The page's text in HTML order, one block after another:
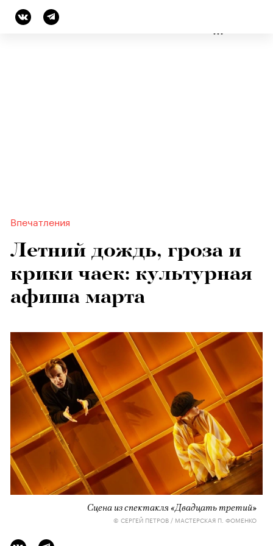
СТИЛЬ
Впечатления
Летний дождь, гроза и
крики чаек: культурная
афиша марта
Сцена из спектакля «Двадцать третий»
© СЕРГЕЙ ПЕТРОВ / МАСТЕРСКАЯ П. ФОМЕНКО